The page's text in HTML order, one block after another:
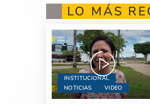
LO MÁS
INSTITUCIONAL
NOTICIAS
VIDEO